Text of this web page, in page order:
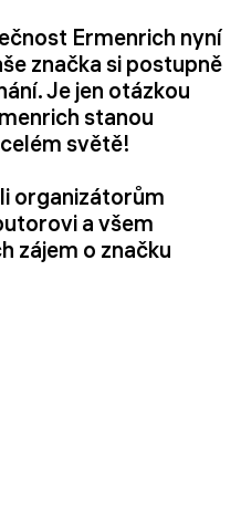
Ermenrich nyní
značka si postupně
Je jen otázkou
stanou
světě!
organizátorům
a všem
zájem o značku